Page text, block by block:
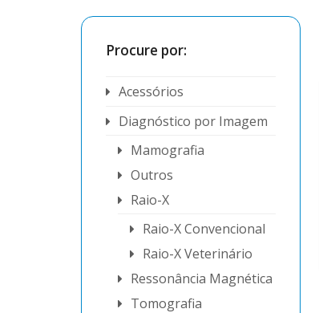
Procure por:
Acessórios
Diagnóstico por Imagem
Mamografia
Outros
Raio-X
Raio-X Convencional
Raio-X Veterinário
Ressonância Magnética
Tomografia